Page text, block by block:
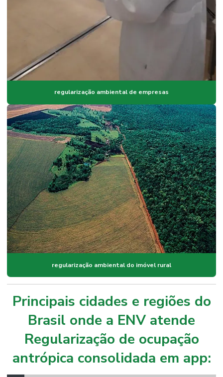
regularização ambiental de empresas
regularização ambiental do imóvel rural
Principais cidades e regiões do
Brasil onde a ENV atende
Regularização de ocupação
antrópica consolidada em app: